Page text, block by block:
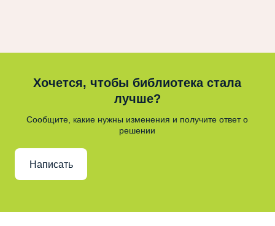
Хочется, чтобы библиотека стала
лучше?
Сообщите, какие нужны изменения и получите ответ о
решении
Написать